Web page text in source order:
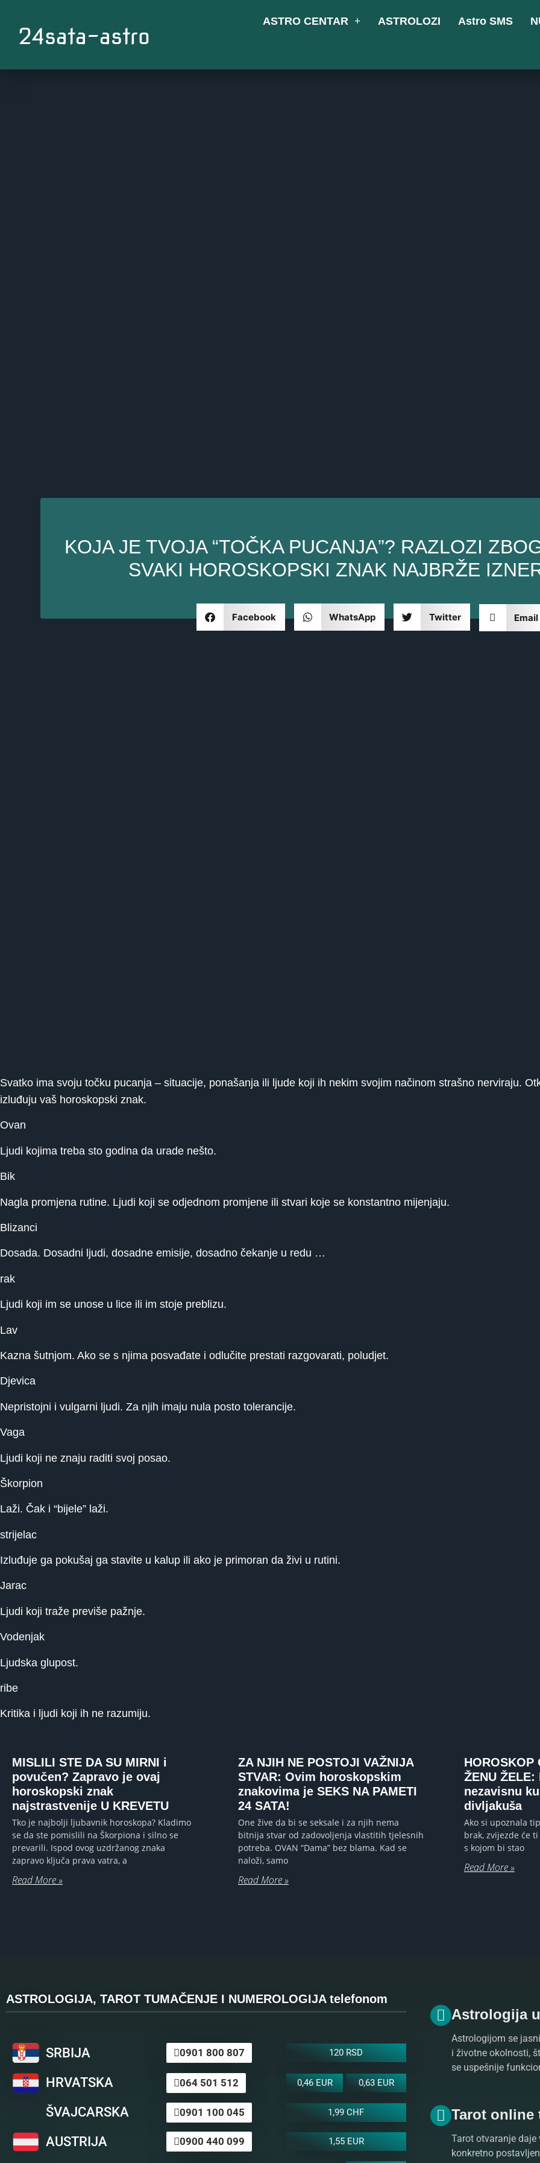
24sata-astro
ASTRO CENTAR ASTROLOZI Astro SMS
KOJA JE TVOJA “TOČKA PUCANJA”? RAZLOZI
SVAKI HOROSKOPSKI ZNAK NAJBRŽE
Facebook WhatsApp Twitter Email
Svatko ima svoju točku pucanja – situacije, ponašanja ili ljude koji ih nekim svojim načinom strašno nerviraju.
izluđuju vaš horoskopski znak.
Ovan
Ljudi kojima treba sto godina da urade nešto.
Bik
Nagla promjena rutine. Ljudi koji se odjednom promjene ili stvari koje se konstantno mijenjaju.
Blizanci
Dosada. Dosadni ljudi, dosadne emisije, dosadno čekanje u redu …
rak
Ljudi koji im se unose u lice ili im stoje preblizu.
Lav
Kazna šutnjom. Ako se s njima posvađate i odlučite prestati razgovarati, poludjet.
Djevica
Nepristojni i vulgarni ljudi. Za njih imaju nula posto tolerancije.
Vaga
Ljudi koji ne znaju raditi svoj posao.
Škorpion
Laži. Čak i “bijele” laži.
strijelac
Izluđuje ga pokušaj ga stavite u kalup ili ako je primoran da živi u rutini.
Jarac
Ljudi koji traže previše pažnje.
Vodenjak
Ljudska glupost.
ribe
Kritika i ljudi koji ih ne razumiju.
MISLILI STE DA SU MIRNI i
povučen? Zapravo je ovaj
horoskopski znak
najstrastvenije U KREVETU
Tko je najbolji ljubavnik horoskopa? Kladimo
se da ste pomislili na Škorpiona i silno se
prevarili. Ispod ovog uzdržanog znaka
zapravo ključa prava vatra, a
Read More »
ZA NJIH NE POSTOJI VAŽNIJA
STVAR: Ovim horoskopskim
znakovima je SEKS NA PAMETI
24 SATA!
One žive da bi se seksale i za njih nema
bitnija stvar od zadovoljenja vlastitih tjelesnih
potreba. OVAN “Dama” bez blama. Kad se
naloži, samo
Read More »
HOROSKOP
ŽENU
nezavisnu
divljakuša
Ako si upoznala
brak, zvijezde će
s kojom bi stao
Read More »
ASTROLOGIJA, TAROT TUMAČENJE I NUMEROLOGIJA telefonom
SRBIJA 0901 800 807 120 RSD
HRVATSKA 064 501 512 0,46 EUR 0,63 EUR
ŠVAJCARSKA 0901 100 045 1,99 CHF
AUSTRIJA 0900 440 099 1,55 EUR
Astrologija
Astrologijom se
i životne okolnosti,
se uspešnije
Tarot online
Tarot otvaranje
konkretno